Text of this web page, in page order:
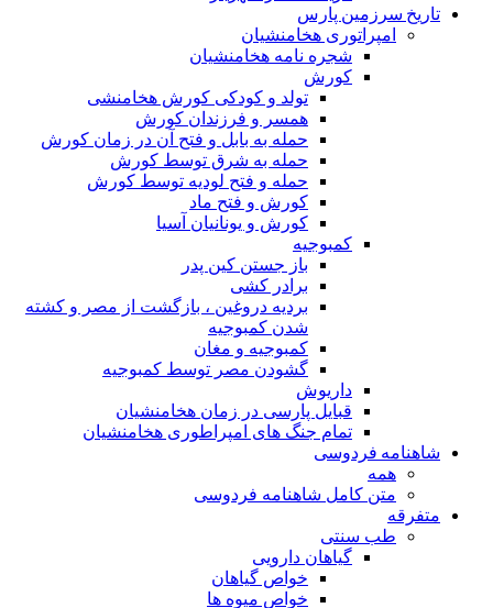
تاریخ سرزمین پارس
امپراتوری هخامنشیان
شجره نامه هخامنشیان
کورش
تولد و کودکی کورش هخامنشی
همسر و فرزندان کورش
حمله به بابل و فتح آن در زمان کورش
حمله به شرق توسط کورش
حمله و فتح لودیه توسط کورش
کورش و فتح ماد
کورش و یونانیان آسیا
کمبوجیه
باز جستن کین پدر
برادر کشی
بردیه دروغین ، بازگشت از مصر و کشته
شدن کمبوجیه
کمبوجیه و مغان
گشودن مصر توسط کمبوجیه
داریوش
قبایل پارسی در زمان هخامنشیان
تمام جنگ های امپراطوری هخامنشیان
شاهنامه فردوسی
همه
متن کامل شاهنامه فردوسی
متفرقه
طب سنتی
گیاهان دارویی
خواص گیاهان
خواص میوه ها